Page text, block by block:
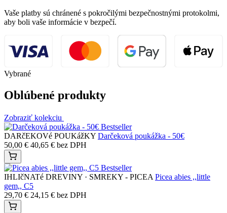
Vaše platby sú chránené s pokročilými bezpečnostnými protokolmi,
aby boli vaše informácie v bezpečí.
Vybrané
Oblúbené produkty
Zobraziť kolekciu
Bestseller
DARčEKOVé POUKážKY Darčeková poukážka - 50€
50,00 € 40,65 € bez DPH
Bestseller
IHLIčNATé DREVINY · SMREKY - PICEA Picea abies ,,little
gem,, C5
29,70 € 24,15 € bez DPH